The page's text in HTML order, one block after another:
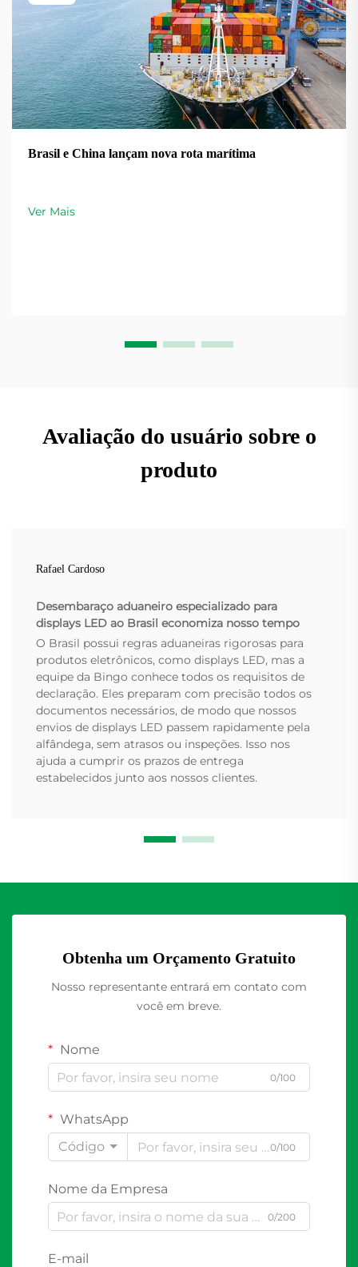
Brasil e China lançam nova rota marítima
Ver Mais
Avaliação do usuário sobre o
produto
Rafael Cardoso
Desembaraço aduaneiro especializado para
displays LED ao Brasil economiza nosso tempo
O Brasil possui regras aduaneiras rigorosas para
produtos eletrônicos, como displays LED, mas a
equipe da Bingo conhece todos os requisitos de
declaração. Eles preparam com precisão todos os
documentos necessários, de modo que nossos
envios de displays LED passem rapidamente pela
alfândega, sem atrasos ou inspeções. Isso nos
ajuda a cumprir os prazos de entrega
estabelecidos junto aos nossos clientes.
Obtenha um Orçamento Gratuito
Nosso representante entrará em contato com
você em breve.
Nome
0/100
WhatsApp
Código
0/100
Nome da Empresa
0/200
E-mail